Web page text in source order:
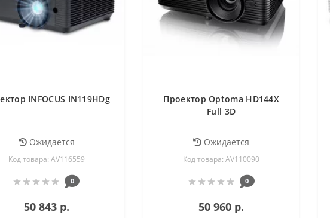
INFOCUS IN119HDg
Ожидается
Код товара: AV116559
0
50 843 р.
Проектор Optoma HD144X
Full 3D
Ожидается
Код товара: AV110090
0
50 960 р.